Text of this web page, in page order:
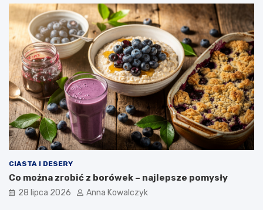
CIASTA I DESERY
Co można zrobić z borówek – najlepsze pomysły
28 lipca 2026 Anna Kowalczyk